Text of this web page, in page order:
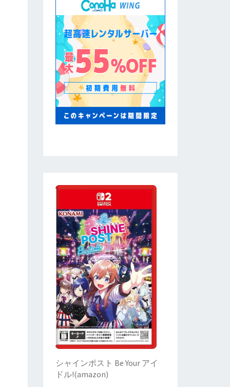
シャインポスト Be Your アイ
ドル!(amazon)